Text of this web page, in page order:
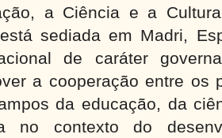
a Ciência e a
sediada em Madri,
de caráter
a cooperação entre os
da educação, da
no contexto do